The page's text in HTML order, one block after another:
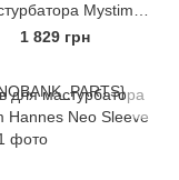
Mystim
Hook, мощная
1 829 грн